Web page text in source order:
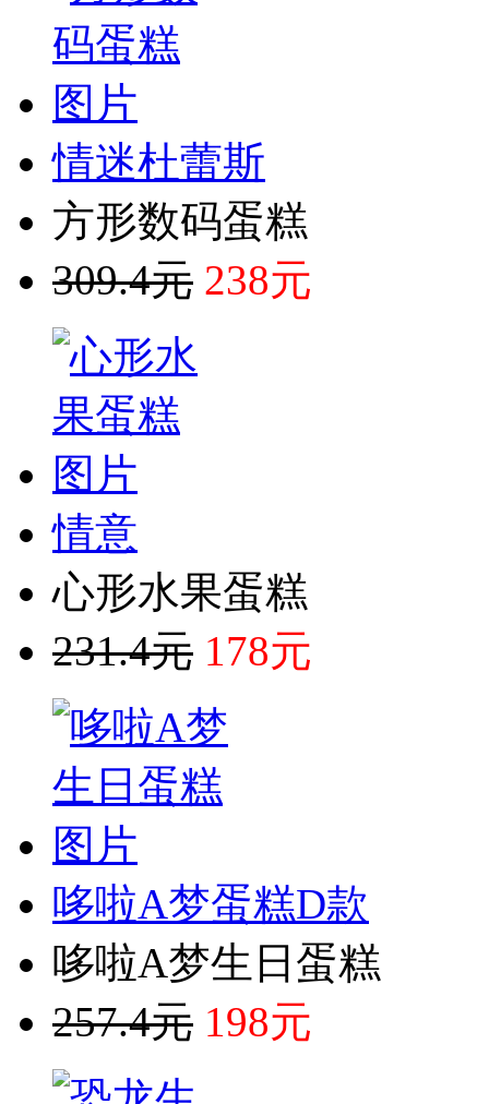
情迷杜蕾斯
方形数码蛋糕
309.4元 238元
情意
心形水果蛋糕
231.4元 178元
哆啦A梦蛋糕D款
哆啦A梦生日蛋糕
257.4元 198元